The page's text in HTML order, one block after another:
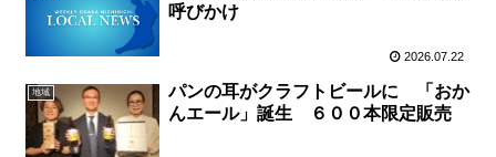
呼びかけ
2026.07.22
地域
パンの耳がクラフトビールに 「おか
んエール」誕生 ６００本限定販売